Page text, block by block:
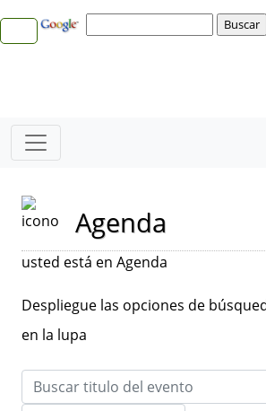
Agenda
usted está en Agenda
Despliegue las opciones de
en la lupa